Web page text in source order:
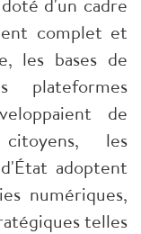
complet et
les bases de
plateformes
de
les
adoptent
numériques,
telles